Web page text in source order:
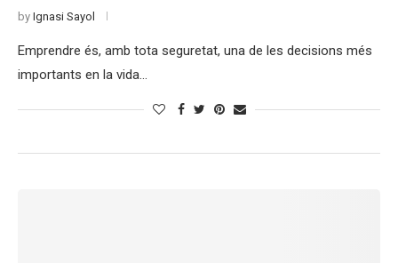
by Ignasi Sayol
Emprendre és, amb tota seguretat, una de les decisions més
importants en la vida…